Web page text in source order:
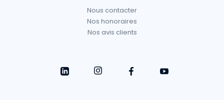
Nous contacter
Nos honoraires
Nos avis clients